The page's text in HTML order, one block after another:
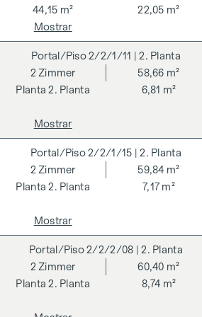
sostenible y el bienestar de los futuros
centro de los GRAND GARDENS. Las
independientes hacen transparente
de sostenibilidad. El comprador de un
certificado por el DGNB (Consejo
Sostenible) se beneficia de diversas
aspectos ecológicos, económicos y
página siguiente encontrará algunas
ventajas.
COSTES ADICIONALES
En aras del buen orden, nos gustaría
que se indique lo contrario en la oferta,
una comisión al finalizar con éxito la
tarifas estipuladas en la Ordenanza
BGBI. 262 y 297/1996 - es decir, el 3%
más el 20% de IVA. Esta obligación de
aplica si transmite a terceros la
44,15 m²
22,05 m²
Mostrar
2/2/1/11 | 2. Planta
2. Planta
2 Zimmer
58,66 m²
6,81 m²
Mostrar
2/2/1/15 | 2. Planta
2. Planta
2 Zimmer
59,84 m²
7,17 m²
Mostrar
2/2/2/08 | 2. Planta
2. Planta
2 Zimmer
60,40 m²
8,74 m²